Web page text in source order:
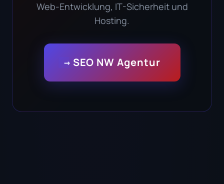
Web-Entwicklung, IT-Sicherheit und
Hosting.
→ SEO NW Agentur